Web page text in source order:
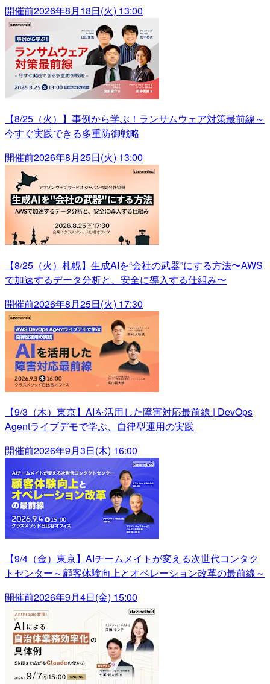
開催前2026年8月18日(火) 13:00
【8/25（火）】事例から学ぶ！ランサムウェア対策最前線～
今すぐ実践できる多重防御戦略
開催前2026年8月25日(火) 13:00
【8/25（火）札幌】生成AIを“会社の武器”にする方法〜AWS
で加速するデータ分析と、安全に導入する仕組み〜
開催前2026年8月25日(火) 17:30
【9/3（木）東京】AIを活用した障害対応最前線 | DevOps
Agentライブデモで学ぶ、自律型運用の実践
開催前2026年9月3日(木) 16:00
【9/4（金）東京】AIチームメイトが変える次世代コンタク
トセンター～顧客体験向上とオペレーション改革の最前線～
開催前2026年9月4日(金) 15:00